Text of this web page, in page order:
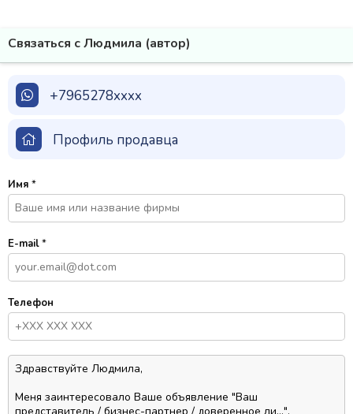
Связаться с Людмила (автор)
+7965278xxxx
Профиль продавца
Имя *
E-mail*
Телефон